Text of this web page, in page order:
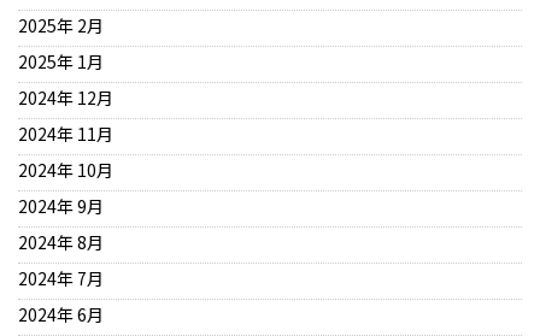
2025年 2月
2025年 1月
2024年 12月
2024年 11月
2024年 10月
2024年 9月
2024年 8月
2024年 7月
2024年 6月